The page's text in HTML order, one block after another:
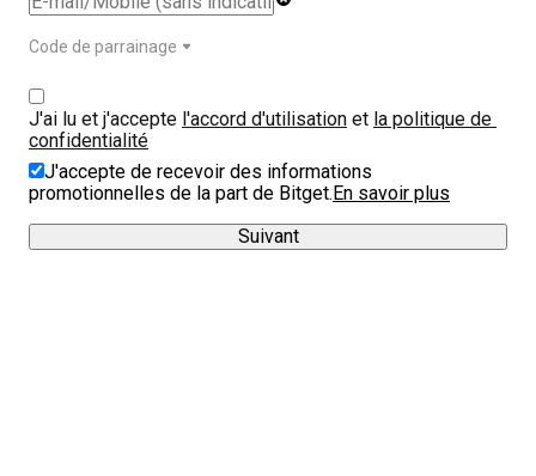
Code de parrainage
J'ai lu et j'accepte l'accord d'utilisation et la politique de
confidentialité
J'accepte de recevoir des informations
promotionnelles de la part de Bitget.En savoir plus
Suivant